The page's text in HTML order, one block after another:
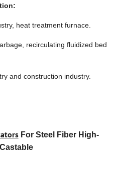
heat treatment furnace.
recirculating fluidized bed
and construction industry.
For Steel Fiber High-